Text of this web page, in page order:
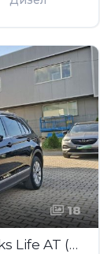
18
Volkswagen Tiguan 2.0 TDI 150ks Life AT (SAJ018)